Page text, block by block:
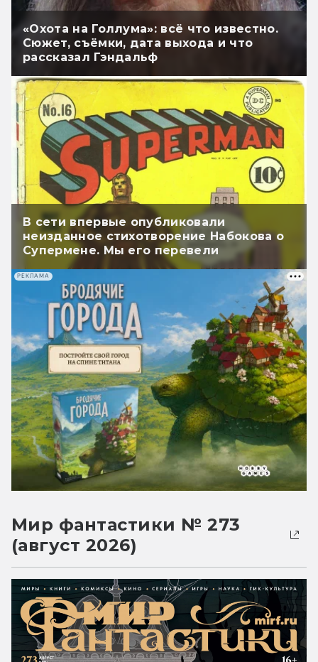
«Охота на Голлума»: всё что известно.
Сюжет, съёмки, дата выхода и что
рассказал Гэндальф
В сети впервые опубликовали
неизданное стихотворение Набокова о
Супермене. Мы его перевели
РЕКЛАМА
Мир фантастики № 273
(август 2026)